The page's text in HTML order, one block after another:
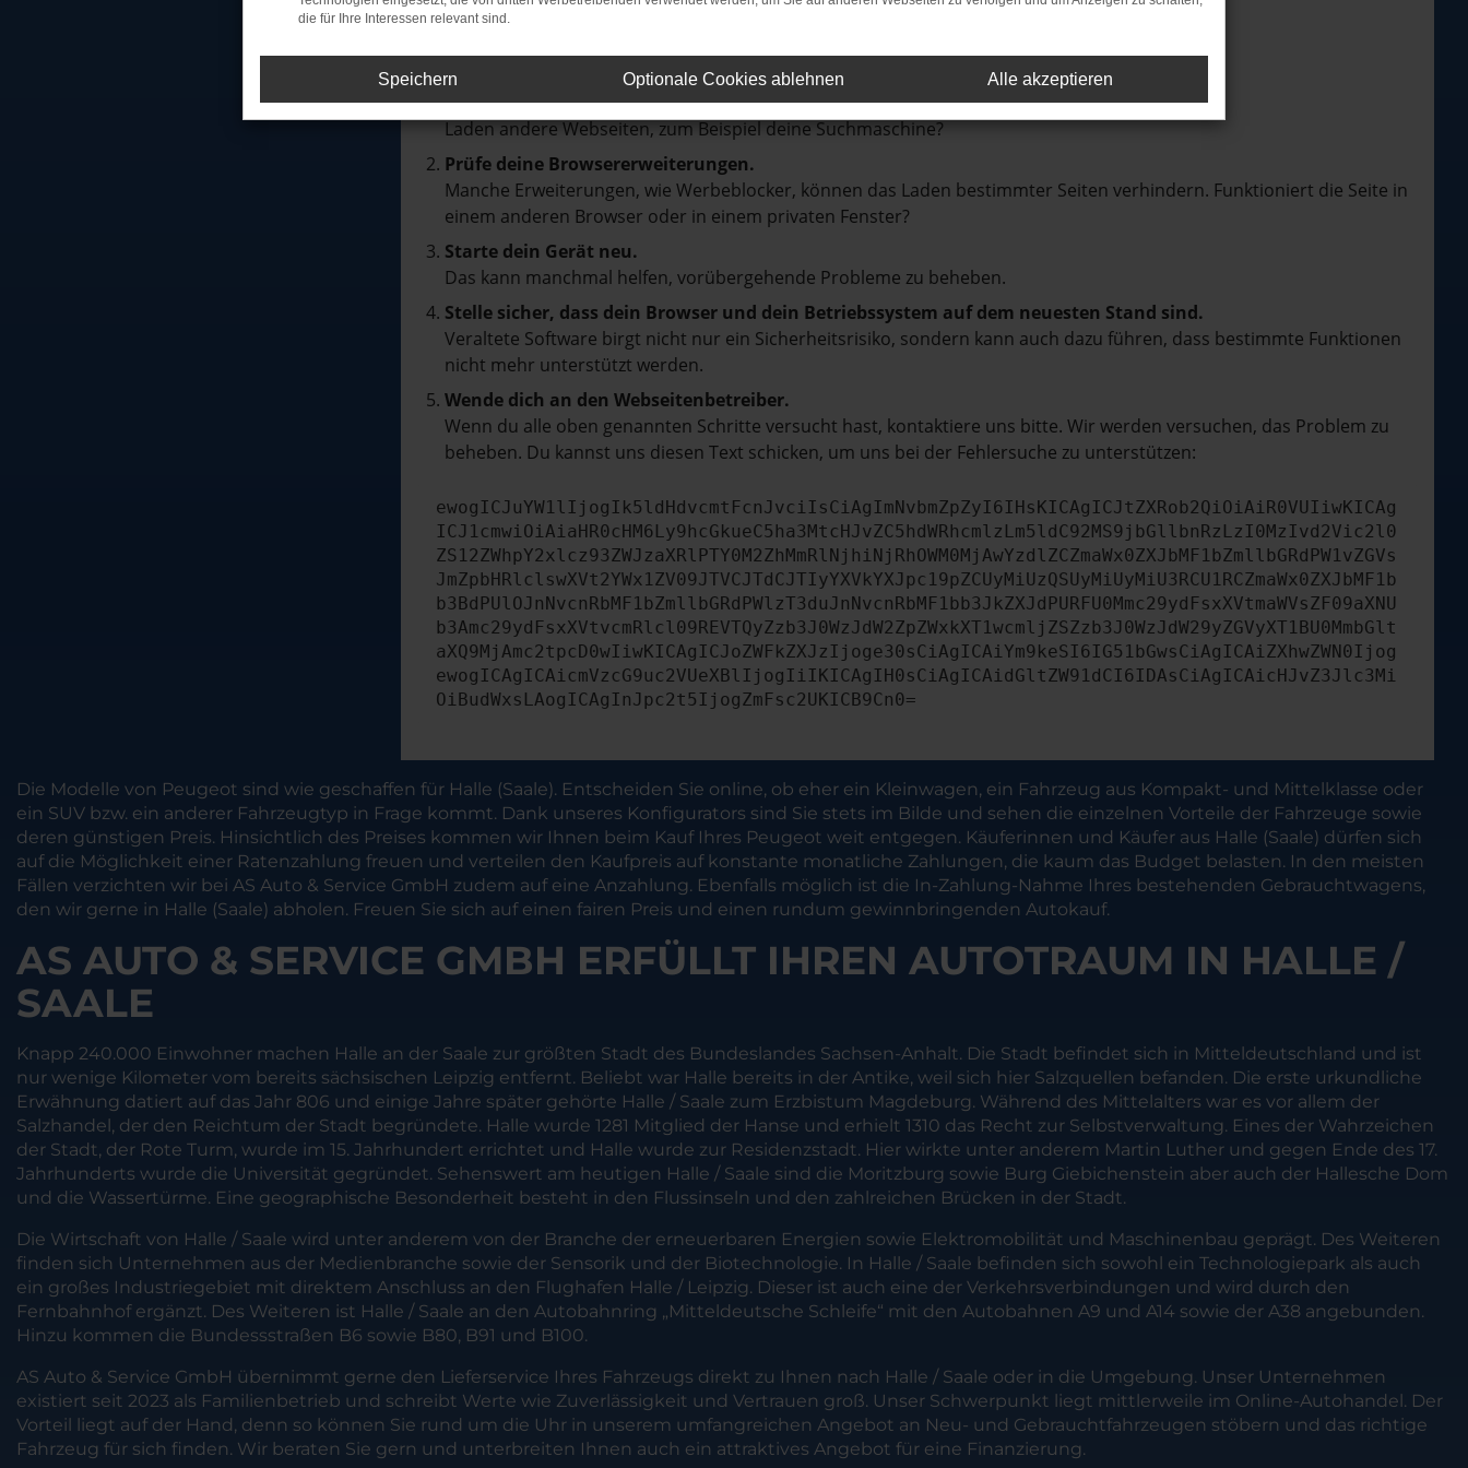
Hier sind ein paar Tipps, die dir helfen können:
Überprüfe deine Firewall und deine Internetverbindung.
Laden andere Webseiten, zum Beispiel deine Suchmaschine?
Prüfe deine Browsererweiterungen.
Manche Erweiterungen, wie Werbeblocker, können das Laden bestimmter Seiten verhindern. Funktioniert die Seite in
einem anderen Browser oder in einem privaten Fenster?
Starte dein Gerät neu.
Das kann manchmal helfen, vorübergehende Probleme zu beheben.
Stelle sicher, dass dein Browser und dein Betriebssystem auf dem neuesten Stand sind.
Veraltete Software birgt nicht nur ein Sicherheitsrisiko, sondern kann auch dazu führen, dass bestimmte Funktionen
nicht mehr unterstützt werden.
Wende dich an den Webseitenbetreiber.
Wenn du alle oben genannten Schritte versucht hast, kontaktiere uns bitte. Wir werden versuchen, das Problem zu
beheben. Du kannst uns diesen Text schicken, um uns bei der Fehlersuche zu unterstützen:
ewogICJuYW1lIjogIk5ldHdvcmtFcnJvciIsCiAgImNvbmZpZyI6IHsKICAgICJtZXRob2QiOiAiR0VUIiwKICAg
ICJ1cmwiOiAiaHR0cHM6Ly9hcGkueC5ha3MtcHJvZC5hdWRhcmlzLm5ldC92MS9jbGllbnRzLzI0MzIvd2Vic2l0
ZS12ZWhpY2xlcz93ZWJzaXRlPTY0M2ZhMmRlNjhiNjRhOWM0MjAwYzdlZCZmaWx0ZXJbMF1bZmllbGRdPW1vZGVs
JmZpbHRlclswXVt2YWx1ZV09JTVCJTdCJTIyYXVkYXJpc19pZCUyMiUzQSUyMiUyMiU3RCU1RCZmaWx0ZXJbMF1b
b3BdPUlOJnNvcnRbMF1bZmllbGRdPWlzT3duJnNvcnRbMF1bb3JkZXJdPURFU0Mmc29ydFsxXVtmaWVsZF09aXNU
b3Amc29ydFsxXVtvcmRlcl09REVTQyZzb3J0WzJdW2ZpZWxkXT1wcmljZSZzb3J0WzJdW29yZGVyXT1BU0MmbGlt
aXQ9MjAmc2tpcD0wIiwKICAgICJoZWFkZXJzIjoge30sCiAgICAiYm9keSI6IG51bGwsCiAgICAiZXhwZWN0Ijog
ewogICAgICAicmVzcG9uc2VUeXBlIjogIiIKICAgIH0sCiAgICAidGltZW91dCI6IDAsCiAgICAicHJvZ3Jlc3Mi
OiBudWxsLAogICAgInJpc2t5IjogZmFsc2UKICB9Cn0=
Die Modelle von Peugeot sind wie geschaffen für Halle (Saale). Entscheiden Sie online, ob eher ein Kleinwagen, ein Fahrzeug aus Kompakt- und Mittelklasse oder
ein SUV bzw. ein anderer Fahrzeugtyp in Frage kommt. Dank unseres Konfigurators sind Sie stets im Bilde und sehen die einzelnen Vorteile der Fahrzeuge sowie
deren günstigen Preis. Hinsichtlich des Preises kommen wir Ihnen beim Kauf Ihres Peugeot weit entgegen. Käuferinnen und Käufer aus Halle (Saale) dürfen sich
auf die Möglichkeit einer Ratenzahlung freuen und verteilen den Kaufpreis auf konstante monatliche Zahlungen, die kaum das Budget belasten. In den meisten
Fällen verzichten wir bei AS Auto & Service GmbH zudem auf eine Anzahlung. Ebenfalls möglich ist die In-Zahlung-Nahme Ihres bestehenden Gebrauchtwagens,
den wir gerne in Halle (Saale) abholen. Freuen Sie sich auf einen fairen Preis und einen rundum gewinnbringenden Autokauf.
AS AUTO & SERVICE GMBH ERFÜLLT IHREN AUTOTRAUM IN HALLE /
SAALE
Knapp 240.000 Einwohner machen Halle an der Saale zur größten Stadt des Bundeslandes Sachsen-Anhalt. Die Stadt befindet sich in Mitteldeutschland und ist
nur wenige Kilometer vom bereits sächsischen Leipzig entfernt. Beliebt war Halle bereits in der Antike, weil sich hier Salzquellen befanden. Die erste urkundliche
Erwähnung datiert auf das Jahr 806 und einige Jahre später gehörte Halle / Saale zum Erzbistum Magdeburg. Während des Mittelalters war es vor allem der
Salzhandel, der den Reichtum der Stadt begründete. Halle wurde 1281 Mitglied der Hanse und erhielt 1310 das Recht zur Selbstverwaltung. Eines der Wahrzeichen
der Stadt, der Rote Turm, wurde im 15. Jahrhundert errichtet und Halle wurde zur Residenzstadt. Hier wirkte unter anderem Martin Luther und gegen Ende des 17.
Jahrhunderts wurde die Universität gegründet. Sehenswert am heutigen Halle / Saale sind die Moritzburg sowie Burg Giebichenstein aber auch der Hallesche Dom
und die Wassertürme. Eine geographische Besonderheit besteht in den Flussinseln und den zahlreichen Brücken in der Stadt.
Die Wirtschaft von Halle / Saale wird unter anderem von der Branche der erneuerbaren Energien sowie Elektromobilität und Maschinenbau geprägt. Des Weiteren
finden sich Unternehmen aus der Medienbranche sowie der Sensorik und der Biotechnologie. In Halle / Saale befinden sich sowohl ein Technologiepark als auch
ein großes Industriegebiet mit direktem Anschluss an den Flughafen Halle / Leipzig. Dieser ist auch eine der Verkehrsverbindungen und wird durch den
Fernbahnhof ergänzt. Des Weiteren ist Halle / Saale an den Autobahnring „Mitteldeutsche Schleife“ mit den Autobahnen A9 und A14 sowie der A38 angebunden.
Hinzu kommen die Bundessstraßen B6 sowie B80, B91 und B100.
AS Auto & Service GmbH übernimmt gerne den Lieferservice Ihres Fahrzeugs direkt zu Ihnen nach Halle / Saale oder in die Umgebung. Unser Unternehmen
existiert seit 2023 als Familienbetrieb und schreibt Werte wie Zuverlässigkeit und Vertrauen groß. Unser Schwerpunkt liegt mittlerweile im Online-Autohandel. Der
Vorteil liegt auf der Hand, denn so können Sie rund um die Uhr in unserem umfangreichen Angebot an Neu- und Gebrauchtfahrzeugen stöbern und das richtige
Fahrzeug für sich finden. Wir beraten Sie gern und unterbreiten Ihnen auch ein attraktives Angebot für eine Finanzierung.
die für Ihre Interessen relevant sind.
Speichern Optionale Cookies ablehnen Alle akzeptieren